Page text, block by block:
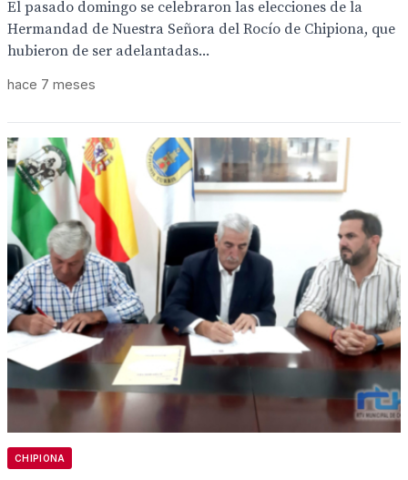
El pasado domingo se celebraron las elecciones de la
Hermandad de Nuestra Señora del Rocío de Chipiona, que
hubieron de ser adelantadas...
hace 7 meses
CHIPIONA